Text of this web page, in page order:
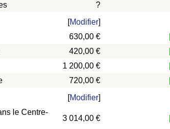
?
[Modifier]
630,00 €
420,00 €
1 200,00 €
720,00 €
[Modifier]
le Centre-
3 014,00 €